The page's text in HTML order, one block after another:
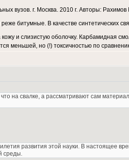
вузов. г. Москва. 2010 г. Авторы:
битумные. В качестве синтетических
и слизистую оболочку. Карбамидная
меньшей, но (!) токсичностью по
на свалке, а рассматривают сам
развития этой науки. В настоящее
среды.